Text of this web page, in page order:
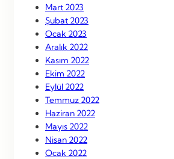
Mart 2023
Şubat 2023
Ocak 2023
Aralık 2022
Kasım 2022
Ekim 2022
Eylül 2022
Temmuz 2022
Haziran 2022
Mayıs 2022
Nisan 2022
Ocak 2022